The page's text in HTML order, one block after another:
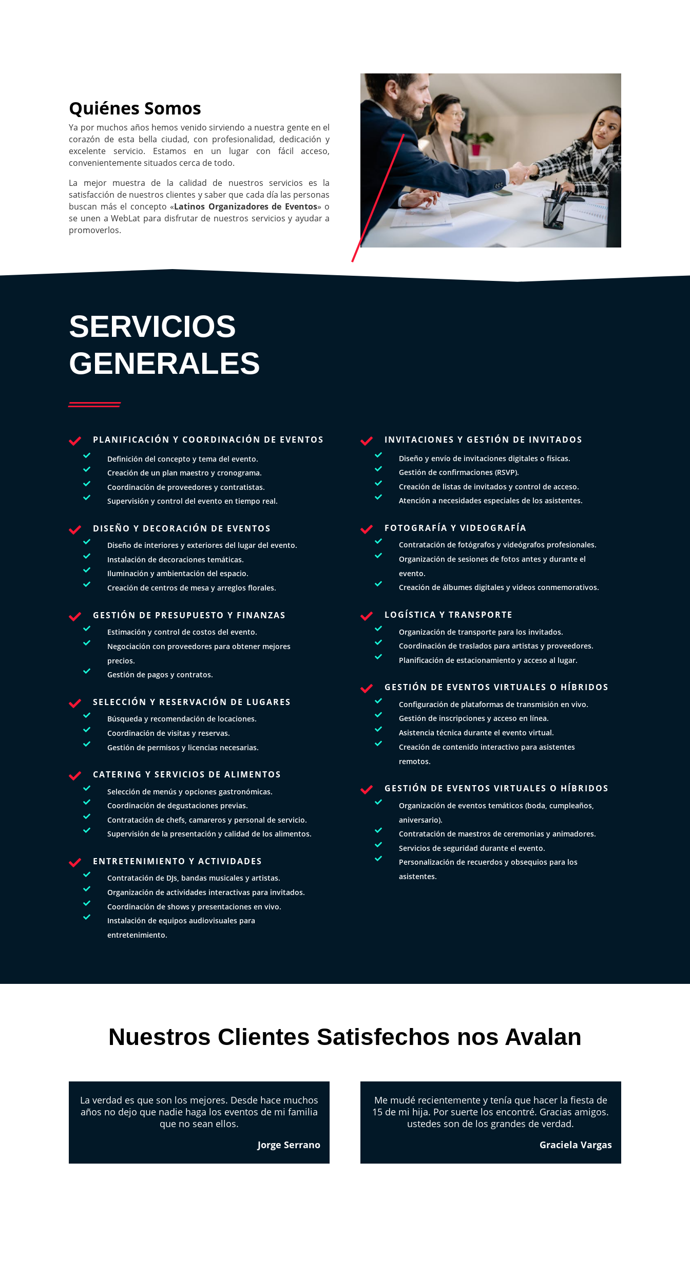
Quiénes Somos
Ya por muchos años hemos venido sirviendo a nuestra gente en el
corazón de esta bella ciudad, con profesionalidad, dedicación y
excelente servicio. Estamos en un lugar con fácil acceso,
convenientemente situados cerca de todo.
La mejor muestra de la calidad de nuestros servicios es la
satisfacción de nuestros clientes y saber que cada día las personas
buscan más el concepto «Latinos Organizadores de Eventos» o
se unen a WebLat para disfrutar de nuestros servicios y ayudar a
promoverlos.
SERVICIOS
GENERALES
 PLANIFICACIÓN Y COORDINACIÓN DE EVENTOS
 Definición del concepto y tema del evento.
 Creación de un plan maestro y cronograma.
 Coordinación de proveedores y contratistas.
 Supervisión y control del evento en tiempo real.
 DISEÑO Y DECORACIÓN DE EVENTOS
 Diseño de interiores y exteriores del lugar del evento.
 Instalación de decoraciones temáticas.
 Iluminación y ambientación del espacio.
 Creación de centros de mesa y arreglos florales.
 GESTIÓN DE PRESUPUESTO Y FINANZAS
 Estimación y control de costos del evento.

Negociación con proveedores para obtener mejores
precios.
 Gestión de pagos y contratos.
 SELECCIÓN Y RESERVACIÓN DE LUGARES
 Búsqueda y recomendación de locaciones.
 Coordinación de visitas y reservas.
 Gestión de permisos y licencias necesarias.
 CATERING Y SERVICIOS DE ALIMENTOS
 Selección de menús y opciones gastronómicas.
 Coordinación de degustaciones previas.
 Contratación de chefs, camareros y personal de servicio.
 Supervisión de la presentación y calidad de los alimentos.
 ENTRETENIMIENTO Y ACTIVIDADES
 Contratación de DJs, bandas musicales y artistas.
 Organización de actividades interactivas para invitados.
 Coordinación de shows y presentaciones en vivo.

Instalación de equipos audiovisuales para
entretenimiento.
 INVITACIONES Y GESTIÓN DE INVITADOS
 Diseño y envío de invitaciones digitales o físicas.
 Gestión de confirmaciones (RSVP).
 Creación de listas de invitados y control de acceso.
 Atención a necesidades especiales de los asistentes.
 FOTOGRAFÍA Y VIDEOGRAFÍA
 Contratación de fotógrafos y videógrafos profesionales.

Organización de sesiones de fotos antes y durante el
evento.
 Creación de álbumes digitales y videos conmemorativos.
 LOGÍSTICA Y TRANSPORTE
 Organización de transporte para los invitados.
 Coordinación de traslados para artistas y proveedores.
 Planificación de estacionamiento y acceso al lugar.
 GESTIÓN DE EVENTOS VIRTUALES O HÍBRIDOS
 Configuración de plataformas de transmisión en vivo.
 Gestión de inscripciones y acceso en línea.
 Asistencia técnica durante el evento virtual.

Creación de contenido interactivo para asistentes
remotos.
 GESTIÓN DE EVENTOS VIRTUALES O HÍBRIDOS

Organización de eventos temáticos (boda, cumpleaños,
aniversario).
 Contratación de maestros de ceremonias y animadores.
 Servicios de seguridad durante el evento.

Personalización de recuerdos y obsequios para los
asistentes.
Nuestros Clientes Satisfechos nos Avalan
La verdad es que son los mejores. Desde hace muchos
años no dejo que nadie haga los eventos de mi familia
que no sean ellos.
Jorge Serrano
Me mudé recientemente y tenía que hacer la fiesta de
15 de mi hija. Por suerte los encontré. Gracias amigos.
ustedes son de los grandes de verdad.
Graciela Vargas